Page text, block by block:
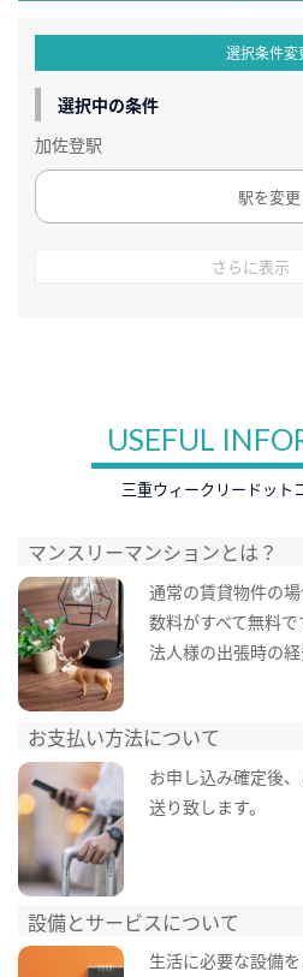
選択条件変
選択中の条件
加佐登駅
駅を変更
さらに表示
USEFUL
三重ウィークリードット
マンスリーマンションとは？
通常の賃貸物件の
数料がすべて無料で
法人様の出張時の
お支払い方法について
お申し込み確定後
送り致します。
設備とサービスについて
生活に必要な設備